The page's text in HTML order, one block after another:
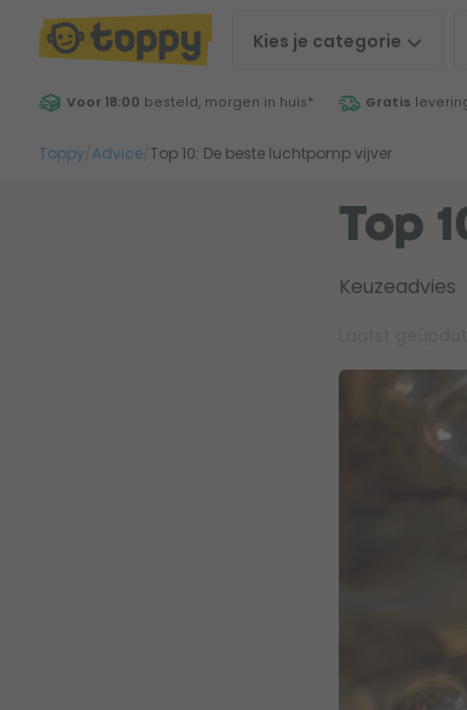
Kies je categorie
Voor 18:00 besteld, morgen in huis* Gratis
Toppy Advice Top 10: De beste luchtpomp vijver
Top
Keuzeadvies